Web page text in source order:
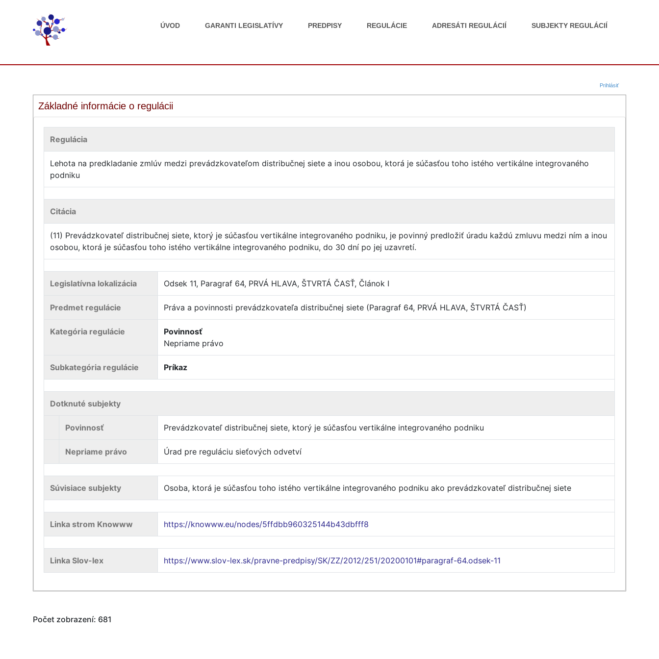
ÚVOD GARANTI LEGISLATÍVY PREDPISY REGULÁCIE ADRESÁTI REGULÁCIÍ SUBJEKTY REGULÁCIÍ
Prihlásiť
Základné informácie o regulácii
Regulácia
Lehota na predkladanie zmlúv medzi prevádzkovateľom distribučnej siete a inou osobou, ktorá je súčasťou toho istého vertikálne integrovaného
podniku
Citácia
(11) Prevádzkovateľ distribučnej siete, ktorý je súčasťou vertikálne integrovaného podniku, je povinný predložiť úradu každú zmluvu medzi ním a inou
osobou, ktorá je súčasťou toho istého vertikálne integrovaného podniku, do 30 dní po jej uzavretí.
Legislatívna lokalizácia Odsek 11, Paragraf 64, PRVÁ HLAVA, ŠTVRTÁ ČASŤ, Článok I
Predmet regulácie Práva a povinnosti prevádzkovateľa distribučnej siete (Paragraf 64, PRVÁ HLAVA, ŠTVRTÁ ČASŤ)
Kategória regulácie
Povinnosť
Nepriame právo
Subkategória regulácie Príkaz
Dotknuté subjekty
Povinnosť Prevádzkovateľ distribučnej siete, ktorý je súčasťou vertikálne integrovaného podniku
Nepriame právo Úrad pre reguláciu sieťových odvetví
Súvisiace subjekty Osoba, ktorá je súčasťou toho istého vertikálne integrovaného podniku ako prevádzkovateľ distribučnej siete
Linka strom Knowww https://knowww.eu/nodes/5ffdbb960325144b43dbfff8
Linka Slov-lex https://www.slov-lex.sk/pravne-predpisy/SK/ZZ/2012/251/20200101#paragraf-64.odsek-11
Počet zobrazení: 681